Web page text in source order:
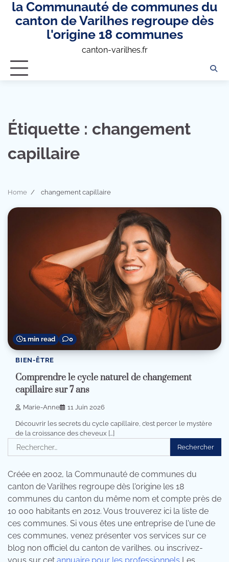
Skipla Communauté de communes du
canton de Varilhes regroupe dès
l'origine 18 communes
canton-varilhes.fr
Étiquette : changement
capillaire
Home changement capillaire
1 min read 0
BIEN-ÊTRE
Comprendre le cycle naturel de changement
capillaire sur 7 ans
Marie-Anne 11 Juin 2026
Découvrir les secrets du cycle capillaire, c’est percer le mystère
de la croissance des cheveux […]
Rechercher :
Créée en 2002, la Communauté de communes du
canton de Varilhes regroupe dès l'origine les 18
communes du canton du même nom et compte près de
10 000 habitants en 2012. Vous trouverez ici la liste de
ces communes. Si vous êtes une entreprise de l'une de
ces communes, venez présenter vos services sur ce
blog non officiel du canton de varilhes. ou inscrivez-